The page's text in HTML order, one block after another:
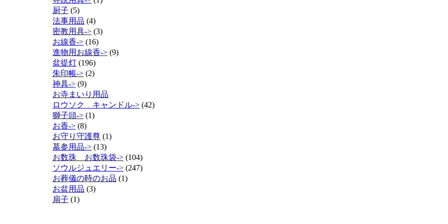
厨子 (5)
法事用品 (4)
密教用具-> (3)
お線香-> (16)
進物用お線香-> (9)
盆提灯 (196)
朱印帳-> (2)
神具-> (9)
お寺まいり用品
ロウソク キャンドル-> (42)
獅子頭-> (1)
お香-> (8)
お守り守護尊 (1)
墓参用品-> (13)
お数珠 お数珠袋-> (104)
ソウルジュエリー-> (247)
お葬儀の時のお品 (1)
お盆用品 (3)
扇子 (1)